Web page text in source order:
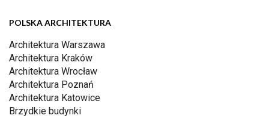
POLSKA ARCHITEKTURA
Architektura Warszawa
Architektura Kraków
Architektura Wrocław
Architektura Poznań
Architektura Katowice
Brzydkie budynki